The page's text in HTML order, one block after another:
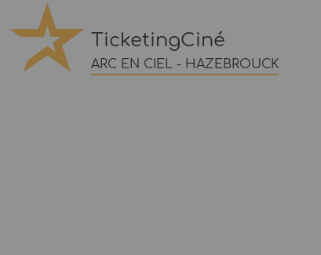
TicketingCiné
ARC EN CIEL - HAZEBROUCK